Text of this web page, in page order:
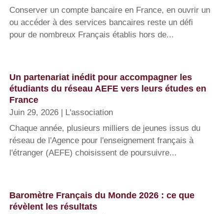
Conserver un compte bancaire en France, en ouvrir un
ou accéder à des services bancaires reste un défi
pour de nombreux Français établis hors de...
Un partenariat inédit pour accompagner les
étudiants du réseau AEFE vers leurs études en
France
Juin 29, 2026
L'association
Chaque année, plusieurs milliers de jeunes issus du
réseau de l'Agence pour l'enseignement français à
l'étranger (AEFE) choisissent de poursuivre...
Baromètre Français du Monde 2026 : ce que
révèlent les résultats